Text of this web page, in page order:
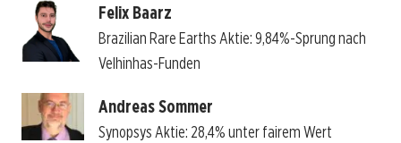
Felix Baarz
Brazilian Rare Earths Aktie: 9,84%-Sprung nach
Velhinhas-Funden
Andreas Sommer
Synopsys Aktie: 28,4% unter fairem Wert